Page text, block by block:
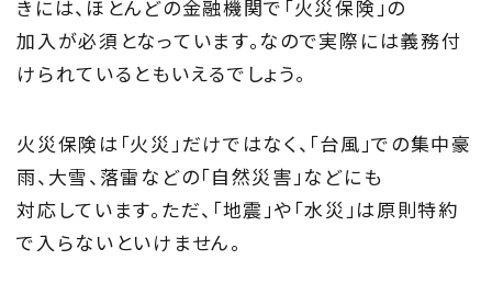
About
Concept
ウッド・コミュ二ケーション
きには、ほとんどの金融機関で「火災保険」の
加入が必須となっています。なので実際には義務付
けられているともいえるでしょう。
火災保険は「火災」だけではなく、「台風」での集中豪
雨、大雪、落雷などの「自然災害」などにも
対応しています。ただ、「地震」や「水災」は原則特約
で入らないといけません。